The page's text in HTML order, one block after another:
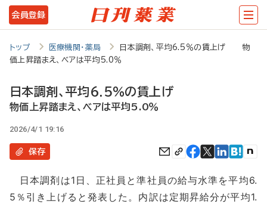
メ
イ
テ
ツ
に
動
会員登録
トップ 医療機関・薬局
日本調剤、平均6.5％の賃上げ 物
価上昇踏まえ、ベアは平均5.0％
日本調剤、平均6.5％の賃上げ
物価上昇踏まえ、ベアは平均5.0％
2026/4/1 19:16
保存
日本調剤は1日、正社員と準社員の給与水準を平均6.
5％引き上げると発表した。内訳は定期昇給分が平均1.